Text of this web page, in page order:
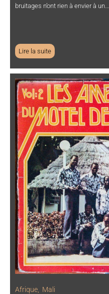
bruitages n’ont rien à envier à un…
Lire la suite
Afrique Mali